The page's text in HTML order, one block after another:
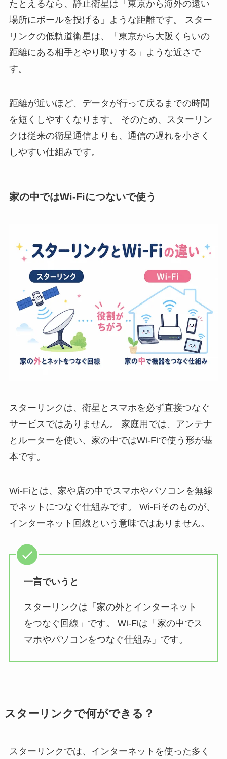
たとえるなら、静止衛星は「東京から海外の遠い
場所にボールを投げる」ような距離です。 スター
リンクの低軌道衛星は、「東京から大阪くらいの
距離にある相手とやり取りする」ような近さで
す。
距離が近いほど、データが行って戻るまでの時間
を短くしやすくなります。 そのため、スターリン
クは従来の衛星通信よりも、通信の遅れを小さく
しやすい仕組みです。
家の中ではWi-Fiにつないで使う
スターリンクは、衛星とスマホを必ず直接つなぐ
サービスではありません。 家庭用では、アンテナ
とルーターを使い、家の中ではWi-Fiで使う形が基
本です。
Wi-Fiとは、家や店の中でスマホやパソコンを無線
でネットにつなぐ仕組みです。 Wi-Fiそのものが、
インターネット回線という意味ではありません。
一言でいうと
スターリンクは「家の外とインターネット
をつなぐ回線」です。 Wi-Fiは「家の中でス
マホやパソコンをつなぐ仕組み」です。
スターリンクで何ができる？
スターリンクでは、インターネットを使った多く